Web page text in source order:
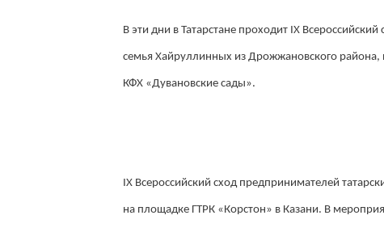
В эти дни в Татарстане проходит IX
семья Хайруллинных из Дрожжановского
КФХ «Дувановские сады».
IX Всероссийский сход предпринимателей
на площадке ГТРК «Корстон» в Казани. В